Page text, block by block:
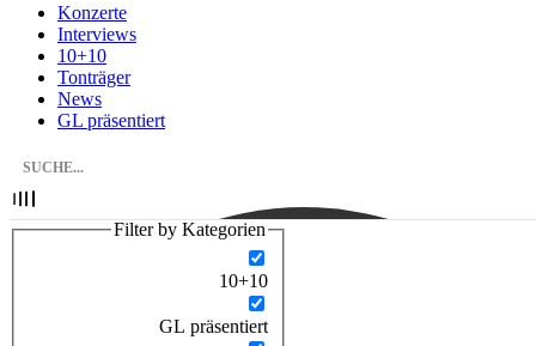
Konzerte
Interviews
10+10
Tonträger
News
GL präsentiert
Filter by Kategorien
10+10
GL präsentiert